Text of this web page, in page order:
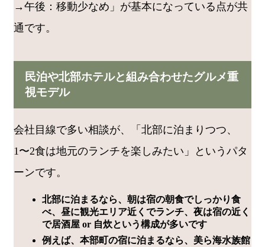
→午後：移動少なめ」が基本になっている点が共
通です。
民泊や北部ホテルと組み合わせたグルメ重
視モデル
会社目線で多い相談が、「北部に泊まりつつ、
1〜2食は地元のランチを楽しみたい」というパタ
ーンです。
北部に泊まるなら、朝は宿の朝食でしっかり食
べ、昼に観光エリア近くでランチ、夜は宿の近く
で居酒屋 or 自炊という構成が多いです
例えば、本部町の宿に泊まるなら、美ら海水族館